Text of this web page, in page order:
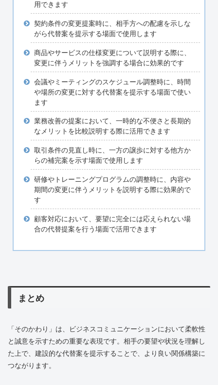
用できます
契約条件の変更提案時に、相手方への配慮を示しな
がら代替案を提示する場面で使用します
商品やサービスの仕様変更について説明する際に、
変更に伴うメリットを強調する場合に効果的です
会議やミーティングのスケジュール調整時に、時間
や場所の変更に対する代替案を提示する場面で使い
ます
業務改善の提案において、一時的な不便さと長期的
なメリットを比較説明する際に活用できます
取引条件の見直し時に、一方の譲歩に対する他方か
らの補完案を示す場面で使用します
研修やトレーニングプログラムの調整時に、内容や
期間の変更に伴うメリットを説明する際に効果的で
す
顧客対応において、要望に完全には応えられない場
合の代替提案を行う場面で活用できます
まとめ
「そのかわり」は、ビジネスコミュニケーションにおいて柔軟性
と誠意を示すための重要な表現です。相手の要望や状況を理解し
た上で、建設的な代替案を提示することで、より良い関係構築に
つながります。